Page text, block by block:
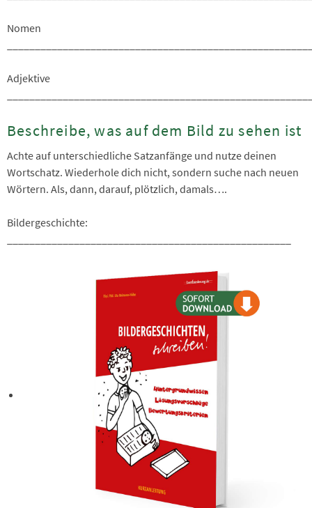
Nomen
Adjektive
Beschreibe, was auf dem Bild zu sehen ist
Achte auf unterschiedliche Satzanfänge und nutze deinen
Wortschatz. Wiederhole dich nicht, sondern suche nach neuen
Wörtern. Als, dann, darauf, plötzlich, damals….
Bildergeschichte: